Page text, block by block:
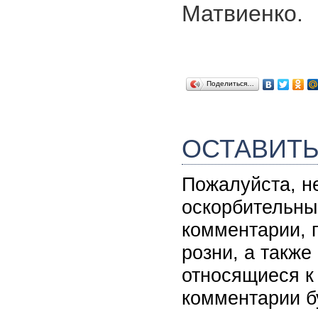
Матвиенко.
Поделиться…
Пожалуйста,
комментарии,
розни, а
относящиеся
комментарии